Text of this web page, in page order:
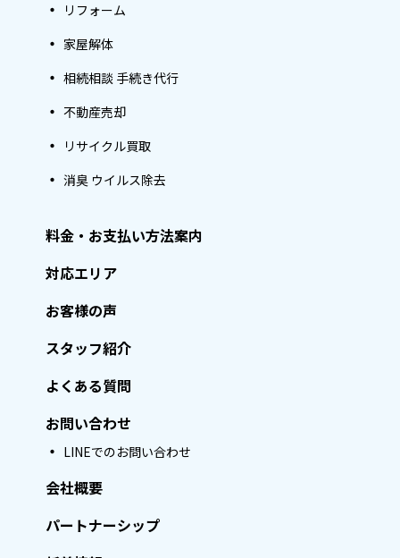
リフォーム
家屋解体
相続相談 手続き代行
不動産売却
リサイクル買取
消臭 ウイルス除去
料金・お支払い方法案内
対応エリア
お客様の声
スタッフ紹介
よくある質問
お問い合わせ
LINEでのお問い合わせ
会社概要
パートナーシップ